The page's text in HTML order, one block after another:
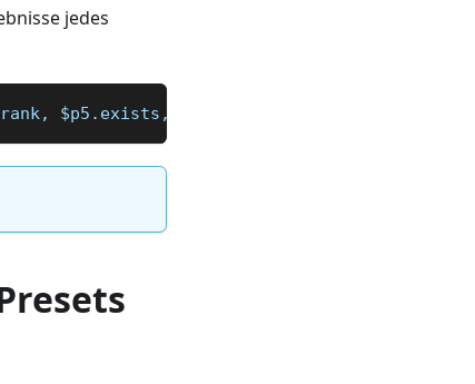
jedes
$p5.exists, $p6.bl\n